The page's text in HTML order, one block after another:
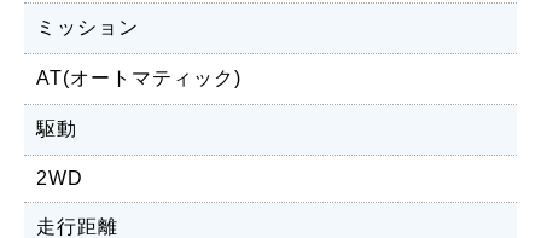
ミッション
AT(オートマティック)
駆動
2WD
走行距離